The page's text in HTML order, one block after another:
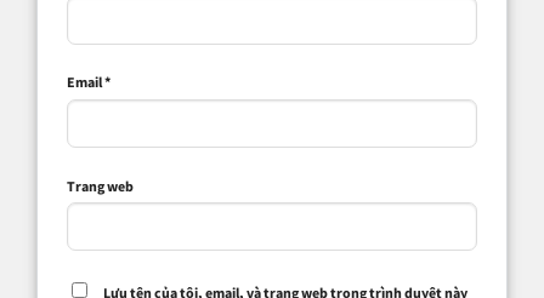
Email*
Trang web
Lưu tên của tôi, email, và trang web trong trình duyệt này